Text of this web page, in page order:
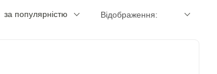
за популярністю Відображення: